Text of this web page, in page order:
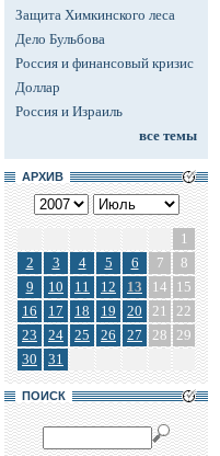
Защита Химкинского леса
Дело Бульбова
Россия и финансовый кризис
Доллар
Россия и Израиль
все темы
АРХИВ
1
2
3 4 5 6 7
8
9
10 11 12 13 14
15
16
17 18 19 20 21
22
23
24 25 26 27 28 29
30
31
ПОИСК